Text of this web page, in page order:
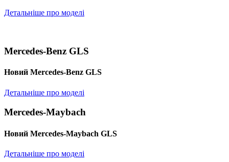
Детальніше про моделі
Mercedes-Benz GLS
Новий Mercedes-Benz GLS
Детальніше про моделі
Mercedes-Maybach
Новий Mercedes-Maybach GLS
Детальніше про моделі